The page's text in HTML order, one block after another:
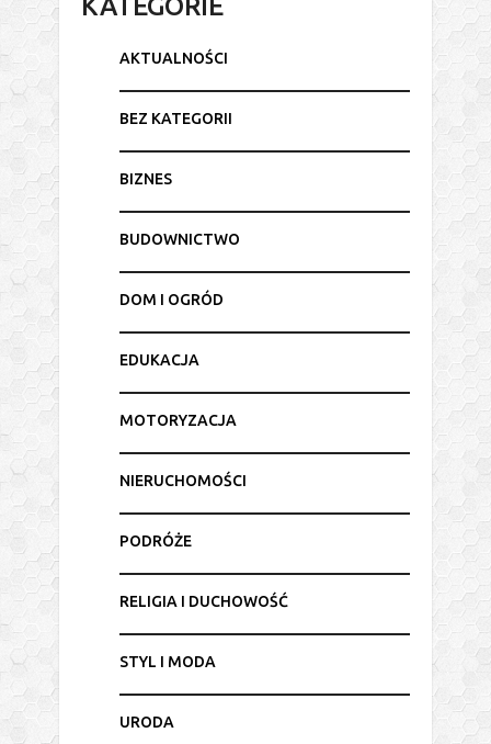
AKTUALNOŚCI
BEZ KATEGORII
BIZNES
BUDOWNICTWO
DOM I OGRÓD
EDUKACJA
MOTORYZACJA
NIERUCHOMOŚCI
PODRÓŻE
RELIGIA I DUCHOWOŚĆ
STYL I MODA
URODA